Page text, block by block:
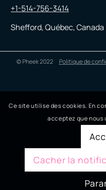
+1-514-756-3414
Shefford, Québec, Canada
© Pheek 2022 Politique de
Ce site utilise des cookies. En
acceptez que nous
Cacher la